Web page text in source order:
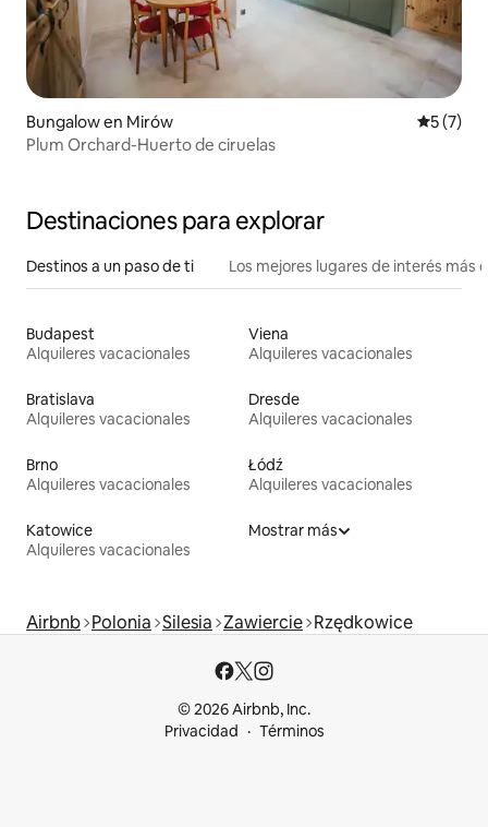
Bungalow en Mirów
5 (7)
Plum Orchard-Huerto de ciruelas
Destinaciones para explorar
Destinos a un paso de ti Los mejores lugares de interés más
Budapest
Alquileres vacacionales
Viena
Alquileres vacacionales
Bratislava
Alquileres vacacionales
Dresde
Alquileres vacacionales
Brno
Alquileres vacacionales
Łódź
Alquileres vacacionales
Katowice
Alquileres vacacionales
Mostrar más
Airbnb Polonia Silesia Zawiercie Rzędkowice
© 2026 Airbnb, Inc.
Privacidad
Términos